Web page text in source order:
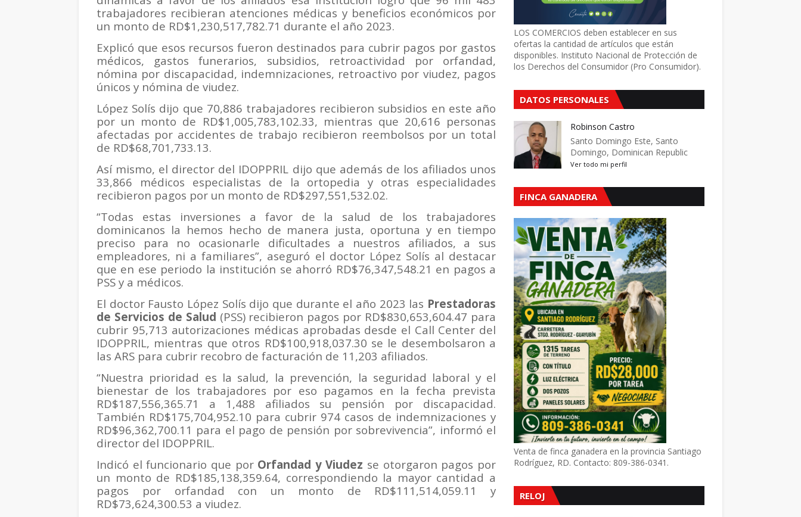
trabajadores recibieran atenciones médicas y beneficios económicos por
un monto de RD$1,230,517,782.71 durante el año 2023.
Explicó que esos recursos fueron destinados para cubrir pagos por gastos
médicos, gastos funerarios, subsidios, retroactividad por orfandad,
nómina por discapacidad, indemnizaciones, retroactivo por viudez, pagos
únicos y nómina de viudez.
López Solís dijo que 70,886 trabajadores recibieron subsidios en este año
por un monto de RD$1,005,783,102.33, mientras que 20,616 personas
afectadas por accidentes de trabajo recibieron reembolsos por un total
de RD$68,701,733.13.
Así mismo, el director del IDOPPRIL dijo que además de los afiliados unos
33,866 médicos especialistas de la ortopedia y otras especialidades
recibieron pagos por un monto de RD$297,551,532.02.
“Todas estas inversiones a favor de la salud de los trabajadores
dominicanos la hemos hecho de manera justa, oportuna y en tiempo
preciso para no ocasionarle dificultades a nuestros afiliados, a sus
empleadores, ni a familiares”, aseguró el doctor López Solís al destacar
que en ese periodo la institución se ahorró RD$76,347,548.21 en pagos a
PSS y a médicos.
El doctor Fausto López Solís dijo que durante el año 2023 las Prestadoras
de Servicios de Salud (PSS) recibieron pagos por RD$830,653,604.47 para
cubrir 95,713 autorizaciones médicas aprobadas desde el Call Center del
IDOPPRIL, mientras que otros RD$100,918,037.30 se le desembolsaron a
las ARS para cubrir recobro de facturación de 11,203 afiliados.
“Nuestra prioridad es la salud, la prevención, la seguridad laboral y el
bienestar de los trabajadores por eso pagamos en la fecha prevista
RD$187,556,365.71 a 1,488 afiliados su pensión por discapacidad.
También RD$175,704,952.10 para cubrir 974 casos de indemnizaciones y
RD$96,362,700.11 para el pago de pensión por sobrevivencia”, informó el
director del IDOPPRIL.
Indicó el funcionario que por Orfandad y Viudez se otorgaron pagos por
un monto de RD$185,138,359.64, correspondiendo la mayor cantidad a
pagos por orfandad con un monto de RD$111,514,059.11 y
RD$73,624,300.53 a viudez.
LOS COMERCIOS deben establecer en sus
ofertas la cantidad de artículos que están
disponibles. Instituto Nacional de Protección de
los Derechos del Consumidor (Pro Consumidor).
DATOS PERSONALES
Robinson Castro
Santo Domingo Este, Santo
Domingo, Dominican Republic
Ver todo mi perfil
FINCA GANADERA
Venta de finca ganadera en la provincia Santiago
Rodríguez, RD. Contacto: 809-386-0341.
RELOJ